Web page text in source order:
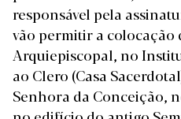
responsável pela
vão permitir a colocação
Arquiepiscopal, no
ao Clero (Casa
Senhora da Conceição,